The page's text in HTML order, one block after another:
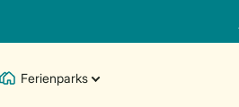
Ferienparks